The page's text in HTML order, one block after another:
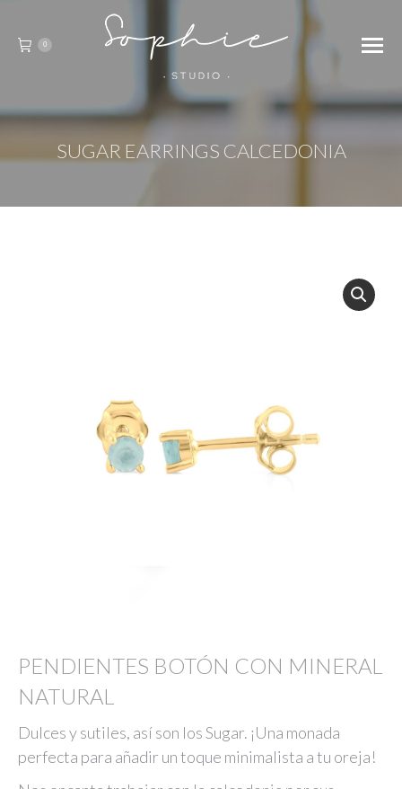
0
SUGAR EARRINGS CALCEDONIA
PENDIENTES BOTÓN CON MINERAL
NATURAL
Dulces y sutiles, así son los Sugar. ¡Una monada
perfecta para añadir un toque minimalista a tu oreja!